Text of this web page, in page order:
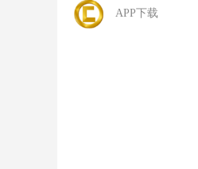
APP下载